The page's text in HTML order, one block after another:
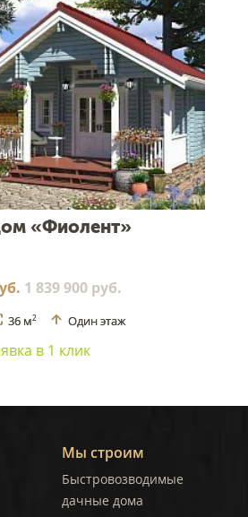
«Фиолент»
1 839 900 руб.
36 м2 Один этаж
в 1 клик
Мы строим
Быстровозводимые
дачные дома